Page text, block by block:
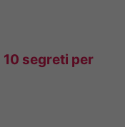
10 segreti per